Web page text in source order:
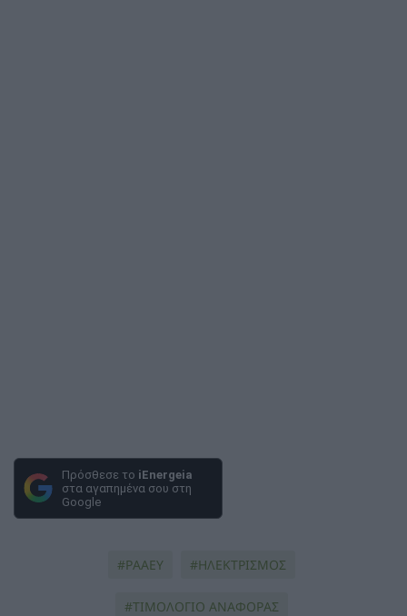
Πρόσθεσε το iEnergeia
στα αγαπημένα σου στη
Google
ΡΑΑΕΥ ΗΛΕΚΤΡΙΣΜΟΣ
ΤΙΜΟΛΟΓΙΟ ΑΝΑΦΟΡΑΣ